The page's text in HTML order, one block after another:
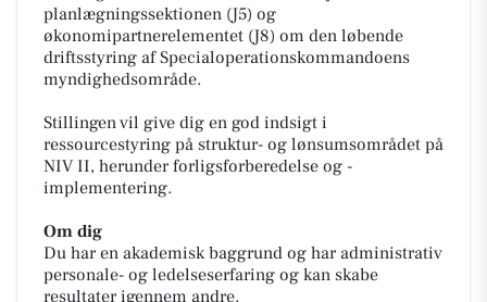
planlægningssektionen (J5) og
økonomipartnerelementet (J8) om den løbende
driftsstyring af Specialoperationskommandoens
myndighedsområde.
Stillingen vil give dig en god indsigt i
ressourcestyring på struktur- og lønsumsområdet på
NIV II, herunder forligsforberedelse og -
implementering.
Om dig
Du har en akademisk baggrund og har administrativ
personale- og ledelseserfaring og kan skabe
resultater igennem andre.